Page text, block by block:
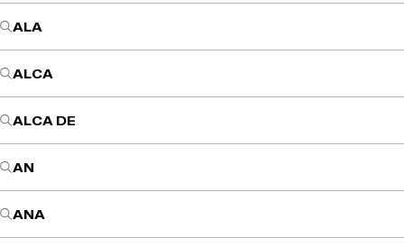
ALA
ALCA
ALCA DE
AN
ANA